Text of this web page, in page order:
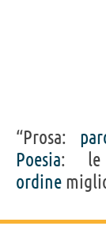
“Prosa:
Poesia: le
ordine